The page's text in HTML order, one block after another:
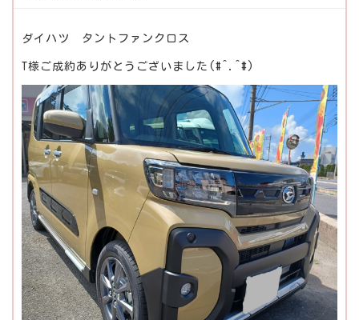
ダイハツ タントファンクロス
T様ご成約ありがとうございました(#^.^#)